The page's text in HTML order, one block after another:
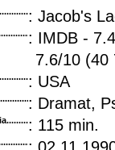
: Jacob's
: IMDB -
7.6/10 (40
: USA
: Dramat,
: 115 min.